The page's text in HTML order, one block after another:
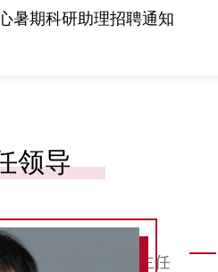
暑期科研助理招聘通知
领导
评价研究中心执行主任